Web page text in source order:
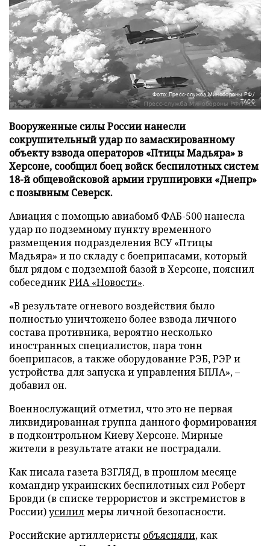
Фото: Пресс-служба Минобороны РФ/
ТАСС
Вооруженные силы России нанесли
сокрушительный удар по замаскированному
объекту взвода операторов «Птицы Мадьяра» в
Херсоне, сообщил боец войск беспилотных систем
18-й общевойсковой армии группировки «Днепр»
с позывным Северск.
Авиация с помощью авиабомб ФАБ-500 нанесла
удар по подземному пункту временного
размещения подразделения ВСУ «Птицы
Мадьяра» и по складу с боеприпасами, который
был рядом с подземной базой в Херсоне, пояснил
собеседникРИА «Новости».
«В результате огневого воздействия было
полностью уничтожено более взвода личного
состава противника, вероятно несколько
иностранных специалистов, пара тонн
боеприпасов, а также оборудование РЭБ, РЭР и
устройства для запуска и управления БПЛА», –
добавил он.
Военнослужащий отметил, что это не первая
ликвидированная группа данного формирования
в подконтрольном Киеву Херсоне. Мирные
жители в результате атаки не пострадали.
Как писала газета ВЗГЛЯД, в прошлом месяце
командир украинских беспилотных сил Роберт
Бровди (в списке террористов и экстремистов в
России)усилилмеры личной безопасности.
Российские артиллеристы объясняли, как